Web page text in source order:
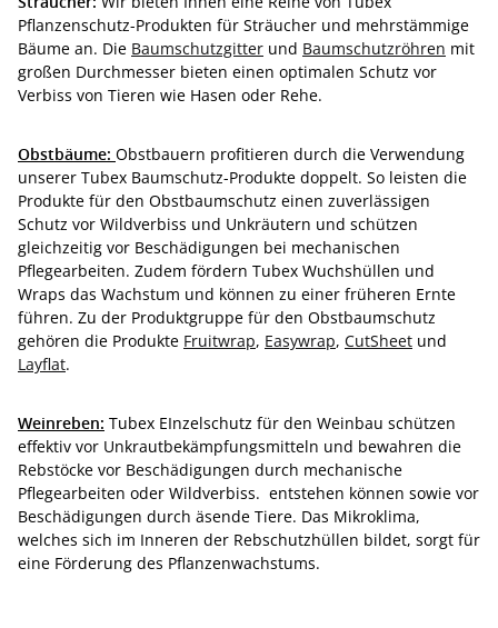
Pflanzenschutz-Produkten für Sträucher und mehrstämmige
Bäume an. Die Baumschutzgitter und Baumschutzröhren mit
großen Durchmesser bieten einen optimalen Schutz vor
Verbiss von Tieren wie Hasen oder Rehe.
Obstbäume: Obstbauern profitieren durch die Verwendung
unserer Tubex Baumschutz-Produkte doppelt. So leisten die
Produkte für den Obstbaumschutz einen zuverlässigen
Schutz vor Wildverbiss und Unkräutern und schützen
gleichzeitig vor Beschädigungen bei mechanischen
Pflegearbeiten. Zudem fördern Tubex Wuchshüllen und
Wraps das Wachstum und können zu einer früheren Ernte
führen. Zu der Produktgruppe für den Obstbaumschutz
gehören die Produkte Fruitwrap, Easywrap, CutSheet und
Layflat.
Weinreben: Tubex EInzelschutz für den Weinbau schützen
effektiv vor Unkrautbekämpfungsmitteln und bewahren die
Rebstöcke vor Beschädigungen durch mechanische
Pflegearbeiten oder Wildverbiss. entstehen können sowie vor
Beschädigungen durch äsende Tiere. Das Mikroklima,
welches sich im Inneren der Rebschutzhüllen bildet, sorgt für
eine Förderung des Pflanzenwachstums.